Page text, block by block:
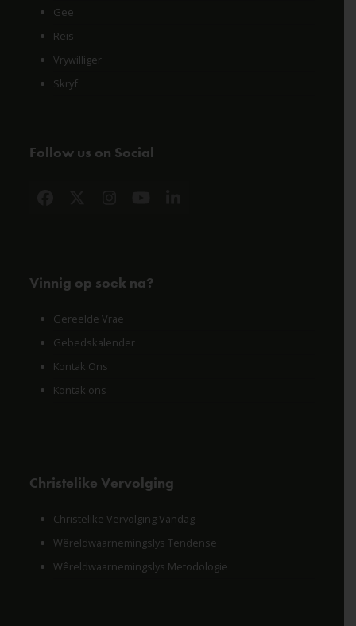
Gee
Reis
Vrywilliger
Skryf
Follow us on Social
Vinnig op soek na?
Gereelde Vrae
Gebedskalender
Kontak Ons
Kontak ons
Christelike Vervolging
Christelike Vervolging Vandag
Wêreldwaarnemingslys Tendense
Wêreldwaarnemingslys Metodologie